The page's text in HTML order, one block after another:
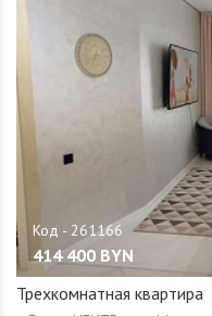
414 400 BYN
Трехкомнатная квартира